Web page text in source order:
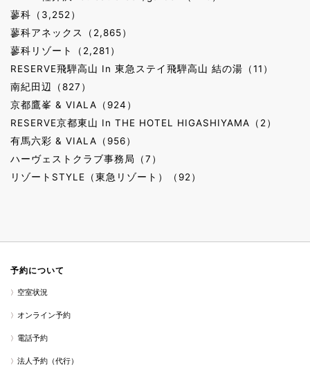
蓼科（3,252）
蓼科アネックス（2,865）
蓼科リゾート（2,281）
RESERVE飛騨高山 In 東急ステイ飛騨高山 結の湯（11）
南紀田辺（827）
京都鷹峯 & VIALA（924）
RESERVE京都東山 In THE HOTEL HIGASHIYAMA（2）
有馬六彩 & VIALA（956）
ハーヴェストクラブ事務局（7）
リゾートSTYLE（東急リゾート）（92）
予約について
空室状況
オンライン予約
電話予約
法人予約（代行）